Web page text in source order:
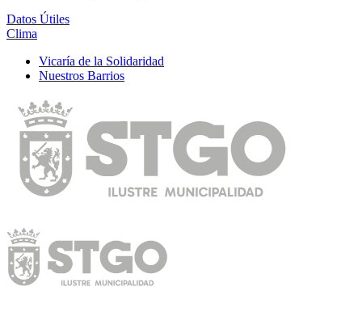
Datos Útiles
Clima
Vicarí­a de la Solidaridad
Nuestros Barrios